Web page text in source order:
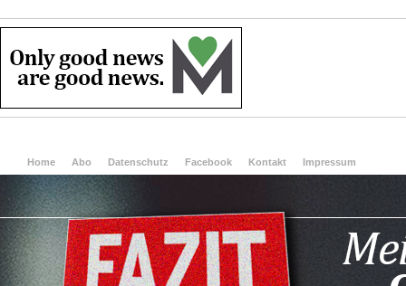
Home Abo Datenschutz Facebook Kontakt Impressum